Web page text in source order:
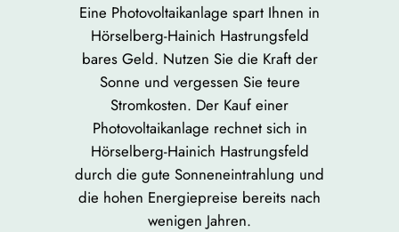
Eine Photovoltaikanlage spart Ihnen in
Hörselberg-Hainich Hastrungsfeld
bares Geld. Nutzen Sie die Kraft der
Sonne und vergessen Sie teure
Stromkosten. Der Kauf einer
Photovoltaikanlage rechnet sich in
Hörselberg-Hainich Hastrungsfeld
durch die gute Sonneneintrahlung und
die hohen Energiepreise bereits nach
wenigen Jahren.